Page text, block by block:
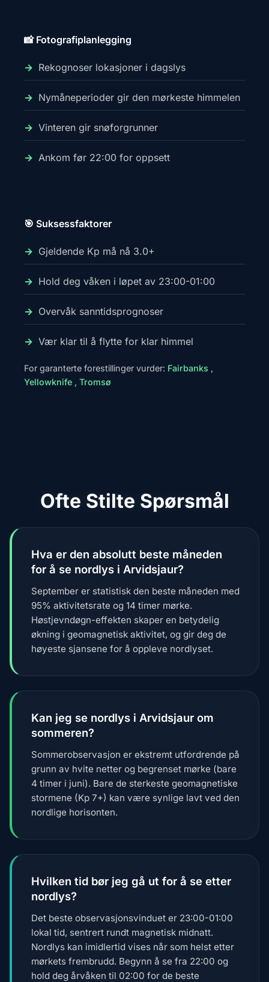
📸 Fotografiplanlegging
Rekognoser lokasjoner i dagslys
Nymåneperioder gir den mørkeste himmelen
Vinteren gir snøforgrunner
Ankom før 22:00 for oppsett
🎯 Suksessfaktorer
Gjeldende Kp må nå 3.0+
Hold deg våken i løpet av 23:00-01:00
Overvåk sanntidsprognoser
Vær klar til å flytte for klar himmel
For garanterte forestillinger vurder: Fairbanks ,
Yellowknife , Tromsø
Ofte Stilte Spørsmål
Hva er den absolutt beste måneden
for å se nordlys i Arvidsjaur?
September er statistisk den beste måneden med
95% aktivitetsrate og 14 timer mørke.
Høstjevndøgn-effekten skaper en betydelig
økning i geomagnetisk aktivitet, og gir deg de
høyeste sjansene for å oppleve nordlyset.
Kan jeg se nordlys i Arvidsjaur om
sommeren?
Sommerobservasjon er ekstremt utfordrende på
grunn av hvite netter og begrenset mørke (bare
4 timer i juni). Bare de sterkeste geomagnetiske
stormene (Kp 7+) kan være synlige lavt ved den
nordlige horisonten.
Hvilken tid bør jeg gå ut for å se etter
nordlys?
Det beste observasjonsvinduet er 23:00-01:00
lokal tid, sentrert rundt magnetisk midnatt.
Nordlys kan imidlertid vises når som helst etter
mørkets frembrudd. Begynn å se fra 22:00 og
hold deg årvåken til 02:00 for de beste